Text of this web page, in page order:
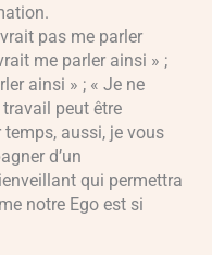
pas me parler
me parler ainsi » ;
ainsi » ; « Je ne
peut être
aussi, je vous
d’un
qui permettra
notre Ego est si